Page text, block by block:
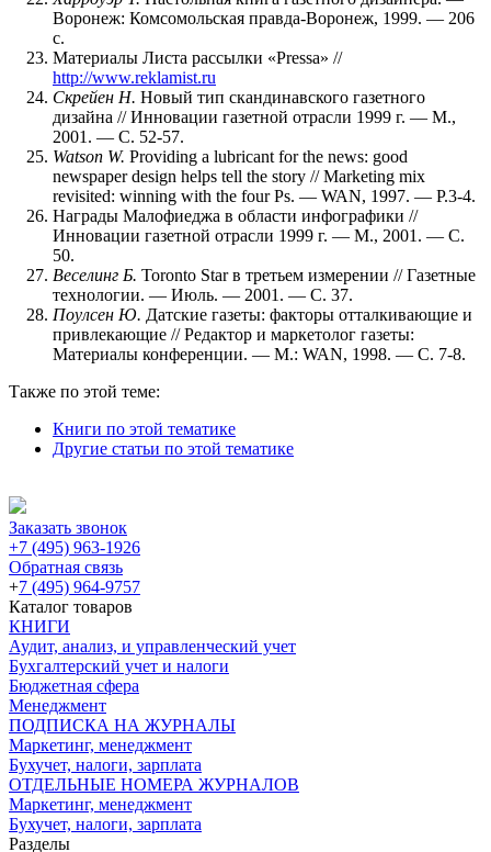
Воронеж: Комсомольская правда-Воронеж, 1999. — 206
с.
Материалы Листа рассылки «Pressa» //
http://www.reklamist.ru
Скрейен Н. Новый тип скандинавского газетного
дизайна // Инновации газетной отрасли 1999 г. — М.,
2001. — С. 52-57.
Watson W. Providing a lubricant for the news: good
newspaper design helps tell the story // Marketing mix
revisited: winning with the four Ps. — WAN, 1997. — P.3-4.
Награды Малофиеджа в области инфографики //
Инновации газетной отрасли 1999 г. — М., 2001. — C.
50.
Веселинг Б. Toronto Star в третьем измерении // Газетные
технологии. — Июль. — 2001. — С. 37.
Поулсен Ю. Датские газеты: факторы отталкивающие и
привлекающие // Редактор и маркетолог газеты:
Материалы конференции. — М.: WAN, 1998. — C. 7-8.
Также по этой теме:
Книги по этой тематике
Другие статьи по этой тематике
Заказать звонок
+7 (495) 963-1926
Обратная связь
+7 (495) 964-9757
Каталог товаров
КНИГИ
Аудит, анализ, и управленческий учет
Бухгалтерский учет и налоги
Бюджетная сфера
Менеджмент
ПОДПИСКА НА ЖУРНАЛЫ
Маркетинг, менеджмент
Бухучет, налоги, зарплата
ОТДЕЛЬНЫЕ НОМЕРА ЖУРНАЛОВ
Маркетинг, менеджмент
Бухучет, налоги, зарплата
Разделы